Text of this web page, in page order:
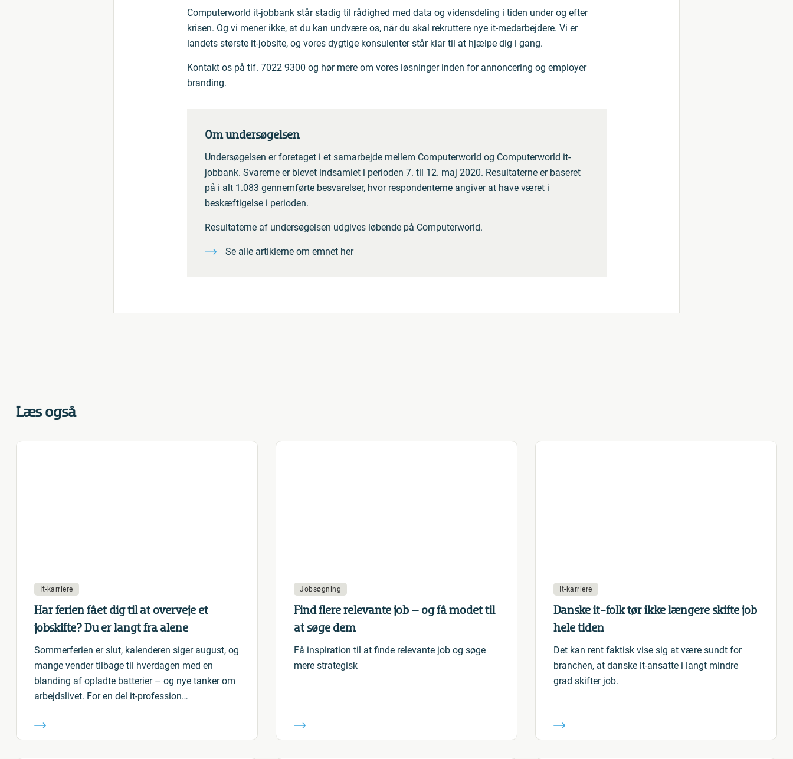
Computerworld it-jobbank står stadig til rådighed med data og vidensdeling i tiden under og efter
krisen. Og vi mener ikke, at du kan undvære os, når du skal rekruttere nye it-medarbejdere. Vi er
landets største it-jobsite, og vores dygtige konsulenter står klar til at hjælpe dig i gang.
Kontakt os på tlf. 7022 9300 og hør mere om vores løsninger inden for annoncering og employer
branding.
Om undersøgelsen
Undersøgelsen er foretaget i et samarbejde mellem Computerworld og Computerworld it-
jobbank. Svarerne er blevet indsamlet i perioden 7. til 12. maj 2020. Resultaterne er baseret
på i alt 1.083 gennemførte besvarelser, hvor respondenterne angiver at have været i
beskæftigelse i perioden.
Resultaterne af undersøgelsen udgives løbende på Computerworld.
Se alle artiklerne om emnet her
Læs også
It-karriere
Har ferien fået dig til at overveje et
jobskifte? Du er langt fra alene
Sommerferien er slut, kalenderen siger august, og
mange vender tilbage til hverdagen med en
blanding af opladte batterier – og nye tanker om
arbejdslivet. For en del it-profession…
Jobsøgning
Find flere relevante job – og få modet til
at søge dem
Få inspiration til at finde relevante job og søge
mere strategisk
It-karriere
Danske it-folk tør ikke længere skifte job
hele tiden
Det kan rent faktisk vise sig at være sundt for
branchen, at danske it-ansatte i langt mindre
grad skifter job.